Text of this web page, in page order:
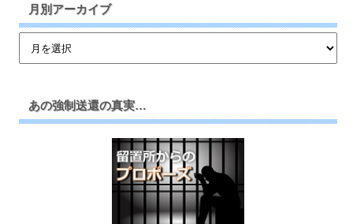
月別アーカイブ
あの強制送還の真実…